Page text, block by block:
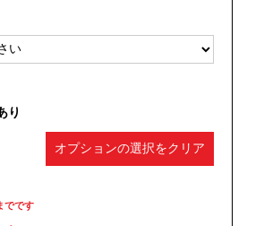
り
オプションの選択をクリア
でです